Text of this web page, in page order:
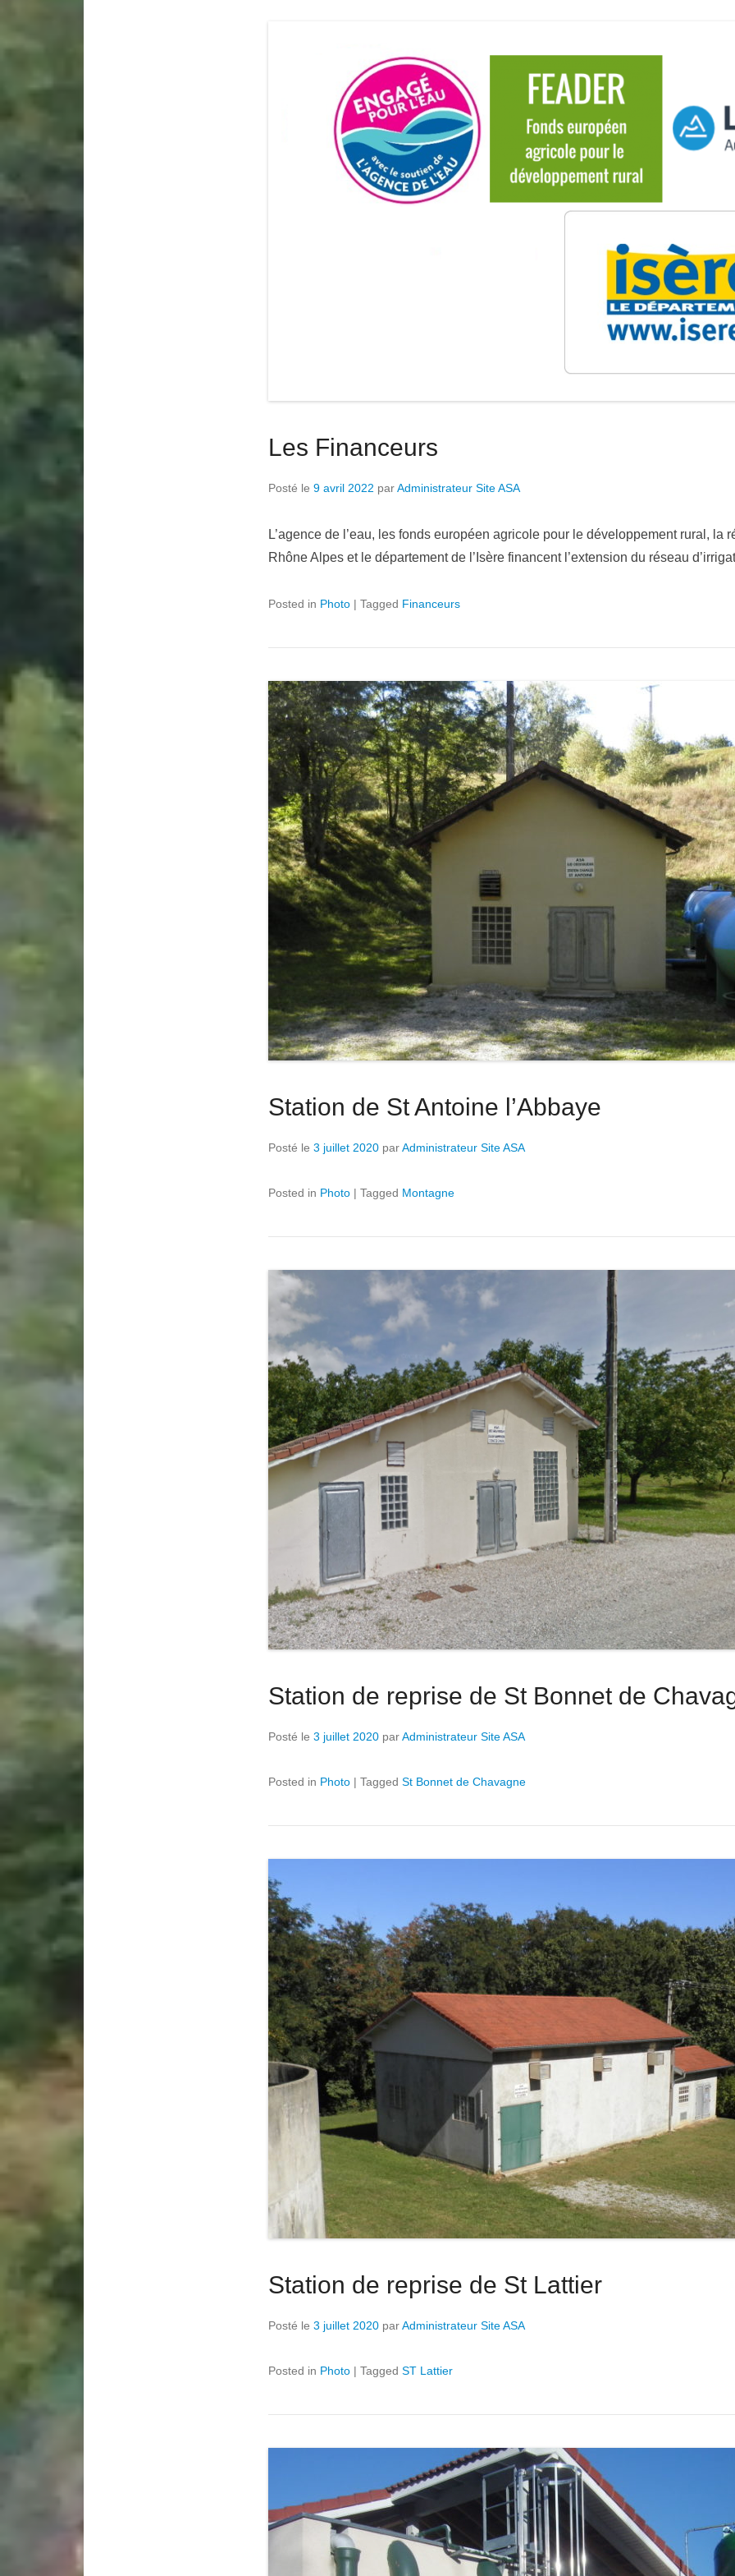
Les Financeurs
Posté le 9 avril 2022 parAdministrateur Site ASA
L’agence de l’eau, les fonds européen agricole pour le développement rural, la
Rhône Alpes et le département de l’Isère financent l’extension du réseau
Posted in Photo | Tagged Financeurs
Station de St Antoine l’Abbaye
Posté le 3 juillet 2020 parAdministrateur Site ASA
Posted in Photo | Tagged Montagne
Station de reprise de St Bonnet de
Posté le 3 juillet 2020 parAdministrateur Site ASA
Posted in Photo | Tagged St Bonnet de Chavagne
Station de reprise de St Lattier
Posté le 3 juillet 2020 parAdministrateur Site ASA
Posted in Photo | Tagged ST Lattier